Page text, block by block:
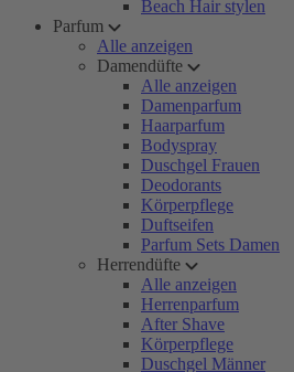
Beach Hair stylen
Parfum
Alle anzeigen
Damendüfte
Alle anzeigen
Damenparfum
Haarparfum
Bodyspray
Duschgel Frauen
Deodorants
Körperpflege
Duftseifen
Parfum Sets Damen
Herrendüfte
Alle anzeigen
Herrenparfum
After Shave
Körperpflege
Duschgel Männer